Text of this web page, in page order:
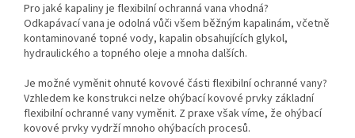
Pro jaké kapaliny je flexibilní ochranná vana vhodná?
Odkapávací vana je odolná vůči všem běžným kapalinám, včetně
kontaminované topné vody, kapalin obsahujících glykol,
hydraulického a topného oleje a mnoha dalších.
Je možné vyměnit ohnuté kovové části flexibilní ochranné vany?
Vzhledem ke konstrukci nelze ohýbací kovové prvky základní
flexibilní ochranné vany vyměnit. Z praxe však víme, že ohýbací
kovové prvky vydrží mnoho ohýbacích procesů.